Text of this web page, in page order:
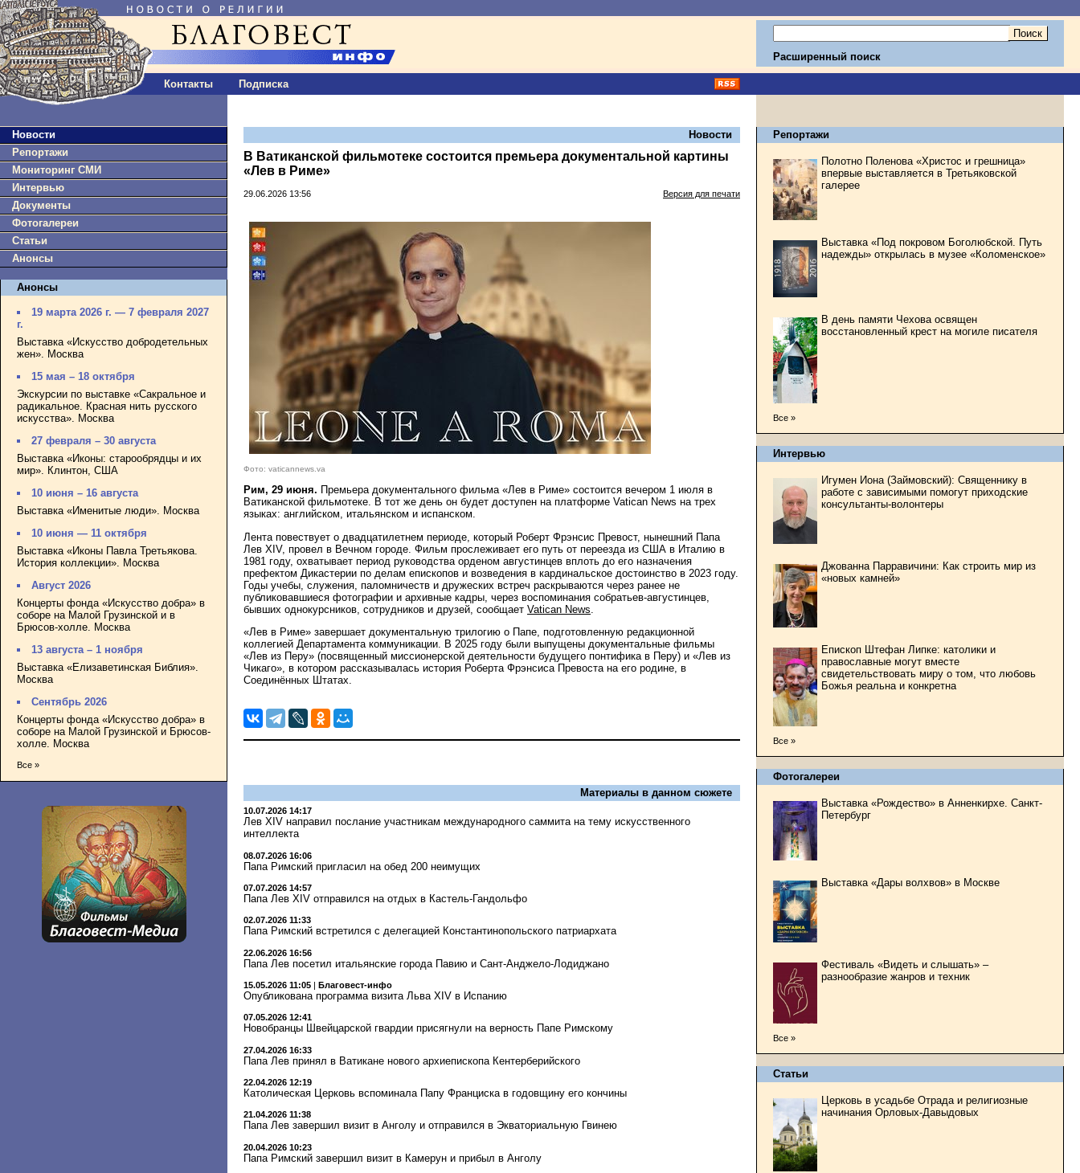
Контакты Подписка
Расширенный поиск
Новости
Репортажи
Мониторинг СМИ
Интервью
Документы
Фотогалереи
Статьи
Анонсы
Анонсы
19 марта 2026 г. — 7 февраля 2027
г.
Выставка «Искусство добродетельных
жен». Москва
15 мая – 18 октября
Экскурсии по выставке «Сакральное и
радикальное. Красная нить русского
искусства». Москва
27 февраля – 30 августа
Выставка «Иконы: старообрядцы и их
мир». Клинтон, США
10 июня – 16 августа
Выставка «Именитые люди». Москва
10 июня — 11 октября
Выставка «Иконы Павла Третьякова.
История коллекции». Москва
Август 2026
Концерты фонда «Искусство добра» в
соборе на Малой Грузинской и в
Брюсов-холле. Москва
13 августа – 1 ноября
Выставка «Елизаветинская Библия».
Москва
Сентябрь 2026
Концерты фонда «Искусство добра» в
соборе на Малой Грузинской и Брюсов-
холле. Москва
Все »
Новости
В Ватиканской фильмотеке состоится премьера документальной картины
«Лев в Риме»
29.06.2026 13:56 Версия для печати
Фото: vaticannews.va
Рим, 29 июня. Премьера документального фильма «Лев в Риме» состоится вечером 1 июля в
Ватиканской фильмотеке. В тот же день он будет доступен на платформе Vatican News на трех
языках: английском, итальянском и испанском.
Лента повествует о двадцатилетнем периоде, который Роберт Фрэнсис Превост, нынешний Папа
Лев XIV, провел в Вечном городе. Фильм прослеживает его путь от переезда из США в Италию в
1981 году, охватывает период руководства орденом августинцев вплоть до его назначения
префектом Дикастерии по делам епископов и возведения в кардинальское достоинство в 2023 году.
Годы учебы, служения, паломничеств и дружеских встреч раскрываются через ранее не
публиковавшиеся фотографии и архивные кадры, через воспоминания собратьев-августинцев,
бывших однокурсников, сотрудников и друзей, сообщает Vatican News
«Лев в Риме» завершает документальную трилогию о Папе, подготовленную редакционной
коллегией Департамента коммуникации. В 2025 году были выпущены документальные фильмы
«Лев из Перу» (посвященный миссионерской деятельности будущего понтифика в Перу) и «Лев из
Чикаго», в котором рассказывалась история Роберта Фрэнсиса Превоста на его родине, в
Соединённых Штатах.
Материалы в данном сюжете
10.07.2026 14:17
Лев XIV направил послание участникам международного саммита на тему искусственного
интеллекта
08.07.2026 16:06
Папа Римский пригласил на обед 200 неимущих
07.07.2026 14:57
Папа Лев XIV отправился на отдых в Кастель-Гандольфо
02.07.2026 11:33
Папа Римский встретился с делегацией Константинопольского патриархата
22.06.2026 16:56
Папа Лев посетил итальянские города Павию и Сант-Анджело-Лодиджано
15.05.2026 11:05 | Благовест-инфо
Опубликована программа визита Льва XIV в Испанию
07.05.2026 12:41
Новобранцы Швейцарской гвардии присягнули на верность Папе Римскому
27.04.2026 16:33
Папа Лев принял в Ватикане нового архиепископа Кентерберийского
22.04.2026 12:19
Католическая Церковь вспоминала Папу Франциска в годовщину его кончины
21.04.2026 11:38
Папа Лев завершил визит в Анголу и отправился в Экваториальную Гвинею
20.04.2026 10:23
Папа Римский завершил визит в Камерун и прибыл в Анголу
Репортажи
Полотно Поленова «Христос и грешница»
впервые выставляется в Третьяковской
галерее
Выставка «Под покровом Боголюбской. Путь
надежды» открылась в музее «Коломенское»
В день памяти Чехова освящен
восстановленный крест на могиле писателя
Все »
Интервью
Игумен Иона (Займовский): Священнику в
работе с зависимыми помогут приходские
консультанты-волонтеры
Джованна Парравичини: Как строить мир из
«новых камней»
Епископ Штефан Липке: католики и
православные могут вместе
свидетельствовать миру о том, что любовь
Божья реальна и конкретна
Все »
Фотогалереи
Выставка «Рождество» в Анненкирхе. Санкт-
Петербург
Выставка «Дары волхвов» в Москве
Фестиваль «Видеть и слышать» –
разнообразие жанров и техник
Все »
Статьи
Церковь в усадьбе Отрада и религиозные
начинания Орловых-Давыдовых